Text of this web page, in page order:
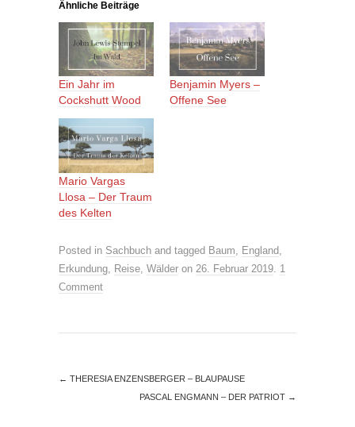
Ähnliche Beiträge
Ein Jahr im
Cockshutt Wood
Benjamin Myers –
Offene See
Mario Vargas
Llosa – Der Traum
des Kelten
Posted in Sachbuch and tagged Baum England
Erkundung
Reise Wälder on 26. Februar 2019 1
Comment
← THERESIA ENZENSBERGER – BLAUPAUSE
PASCAL ENGMANN – DER PATRIOT →